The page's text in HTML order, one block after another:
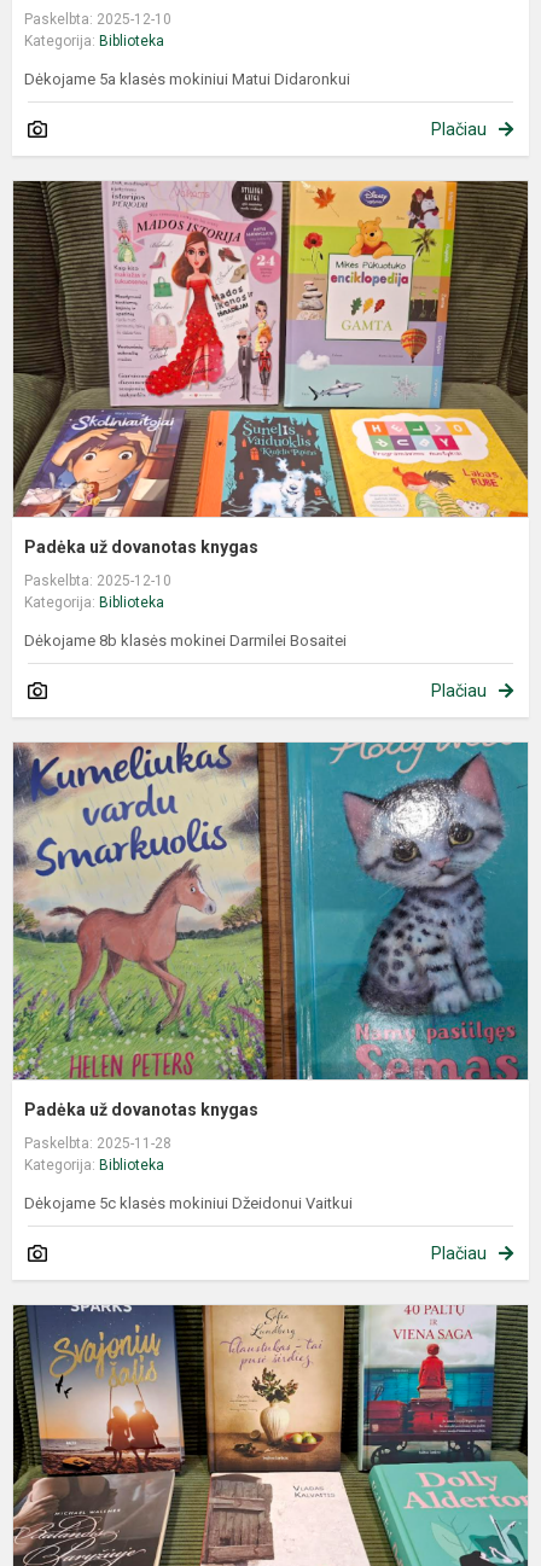
Paskelbta: 2025-12-10
Kategorija: Biblioteka
Dėkojame 5a klasės mokiniui Matui Didaronkui
Plačiau
Padėka už dovanotas knygas
Paskelbta: 2025-12-10
Kategorija: Biblioteka
Dėkojame 8b klasės mokinei Darmilei Bosaitei
Plačiau
Padėka už dovanotas knygas
Paskelbta: 2025-11-28
Kategorija: Biblioteka
Dėkojame 5c klasės mokiniui Džeidonui Vaitkui
Plačiau